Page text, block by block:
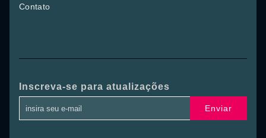
Contato
Inscreva-se para atualizações
Enviar